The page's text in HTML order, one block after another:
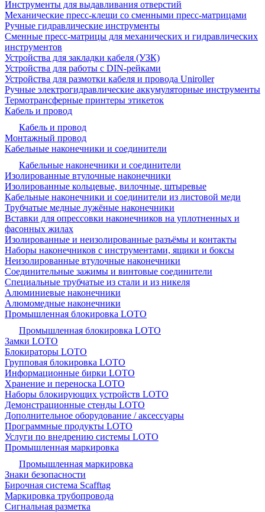
Инструменты для выдавливания отверстий
Механические пресс-клещи со сменными пресс-матрицами
Ручные гидравлические инструменты
Сменные пресс-матрицы для механических и гидравлических
инструментов
Устройства для закладки кабеля (УЗК)
Устройства для работы с DIN-рейками
Устройства для размотки кабеля и провода Uniroller
Ручные электрогидравлические аккумуляторные инструменты
Термотрансферные принтеры этикеток
Кабель и провод
Кабель и провод
Монтажный провод
Кабельные наконечники и соединители
Кабельные наконечники и соединители
Изолированные втулочные наконечники
Изолированные кольцевые, вилочные, штыревые
Кабельные наконечники и соединители из листовой меди
Трубчатые медные лужёные наконечники
Вставки для опрессовки наконечников на уплотненных и
фасонных жилах
Изолированные и неизолированные разъёмы и контакты
Наборы наконечников с инструментами, ящики и боксы
Неизолированные втулочные наконечники
Соединительные зажимы и винтовые соединители
Специальные трубчатые из стали и из никеля
Алюминиевые наконечники
Алюмомедные наконечники
Промышленная блокировка LOTO
Промышленная блокировка LOTO
Замки LOTO
Блокираторы LOTO
Групповая блокировка LOTO
Информационные бирки LOTO
Хранение и переноска LOTO
Наборы блокирующих устройств LOTO
Демонстрационные стенды LOTO
Дополнительное оборудование / аксессуары
Программные продукты LOTO
Услуги по внедрению системы LOTO
Промышленная маркировка
Промышленная маркировка
Знаки безопасности
Бирочная система Scafftag
Маркировка трубопровода
Сигнальная разметка